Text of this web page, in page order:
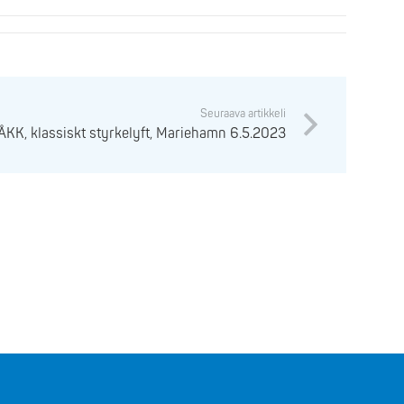
Seuraava artikkeli
klassiskt styrkelyft, Mariehamn 6.5.2023